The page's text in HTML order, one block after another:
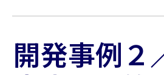
開発事例２